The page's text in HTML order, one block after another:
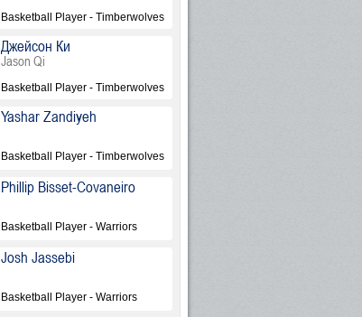
Basketball Player - Timberwolves
Джейсон Ки
Jason Qi
Basketball Player - Timberwolves
Yashar Zandiyeh
Basketball Player - Timberwolves
Phillip Bisset-Covaneiro
Basketball Player - Warriors
Josh Jassebi
Basketball Player - Warriors